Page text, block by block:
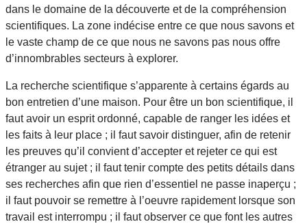
dans le domaine de la découverte et de la compréhension
scientifiques. La zone indécise entre ce que nous savons et
le vaste champ de ce que nous ne savons pas nous offre
d’innombrables secteurs à explorer.
La recherche scientifique s’apparente à certains égards au
bon entretien d’une maison. Pour être un bon scientifique, il
faut avoir un esprit ordonné, capable de ranger les idées et
les faits à leur place ; il faut savoir distinguer, afin de retenir
les preuves qu’il convient d’accepter et rejeter ce qui est
étranger au sujet ; il faut tenir compte des petits détails dans
ses recherches afin que rien d’essentiel ne passe inaperçu ;
il faut pouvoir se remettre à l’oeuvre rapidement lorsque son
travail est interrompu ; il faut observer ce que font les autres